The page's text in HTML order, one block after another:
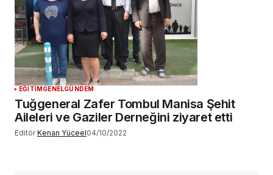
EĞİTİMGENELGÜNDEM
Tuğgeneral Zafer Tombul Manisa Şehit
Aileleri ve Gaziler Derneğini ziyaret etti
Editör Kenan Yüceel04/10/2022